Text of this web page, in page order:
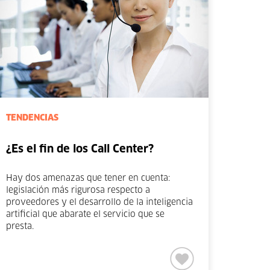
TENDENCIAS
¿Es el fin de los Call Center?
Hay dos amenazas que tener en cuenta:
legislación más rigurosa respecto a
proveedores y el desarrollo de la inteligencia
artificial que abarate el servicio que se
presta.